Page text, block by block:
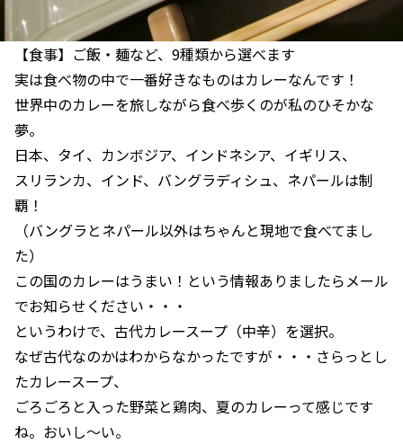
【食事】ご飯・麺など、9種類から選べます
実は食べ物の中で一番好きなものはカレーなんです！
世界中のカレーを旅しながら食べ歩くのが私のひそかな
夢。
日本、タイ、カンボジア、インドネシア、イギリス、
スリランカ、インド、バングラディシュ、ネパールは制
覇！
（バングラとネパール以外はちゃんと現地で食べてまし
た）
この国のカレーはうまい！という情報ありましたらメール
でお知らせください・・・
というわけで、古代カレースープ（中辛）を選択。
なぜ古代なのかはわからなかったですが・・・さらっとし
たカレースープ、
ごろごろと入った野菜と鶏肉、夏のカレーって感じです
ね。おいし～い。